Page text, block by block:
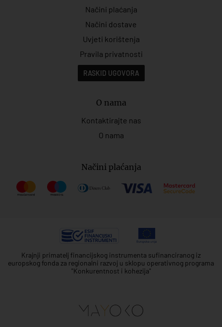
Načini plaćanja
Načini dostave
Uvjeti korištenja
Pravila privatnosti
RASKID UGOVORA
O nama
Kontaktirajte nas
O nama
Načini plaćanja
Krajnji primatelj financijskog instrumenta sufinanciranog iz
europskog fonda za regionalni razvoj u sklopu operativnog programa
"Konkurentnost i kohezija"